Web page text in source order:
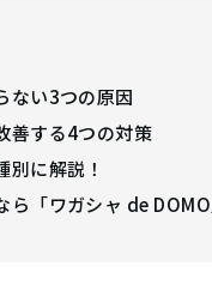
ない3つの原因
善する4つの対策
に解説！
ら「ワガシャ de